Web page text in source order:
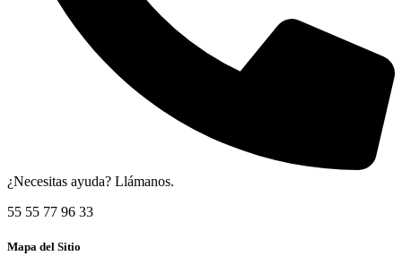
¿Necesitas ayuda? Llámanos.
55 55 77 96 33
Mapa del Sitio